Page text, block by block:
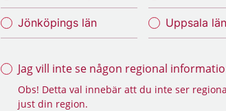
Jönköpings län Uppsala län
Jag vill inte se någon regional
Obs! Detta val innebär att du inte ser
just din region.